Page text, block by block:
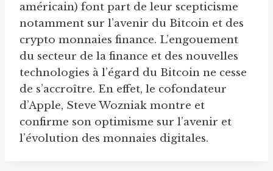
américain) font part de leur scepticisme
notamment sur l’avenir du Bitcoin et des
crypto monnaies finance. L’engouement
du secteur de la finance et des nouvelles
technologies à l’égard du Bitcoin ne cesse
de s’accroître. En effet, le cofondateur
d’Apple, Steve Wozniak montre et
confirme son optimisme sur l’avenir et
l’évolution des monnaies digitales.